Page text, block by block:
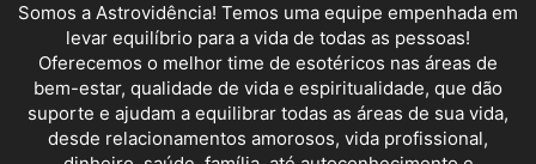
Somos a Astrovidência! Temos uma equipe empenhada em
levar equilíbrio para a vida de todas as pessoas!
Oferecemos o melhor time de esotéricos nas áreas de
bem-estar, qualidade de vida e espiritualidade, que dão
suporte e ajudam a equilibrar todas as áreas de sua vida,
desde relacionamentos amorosos, vida profissional,